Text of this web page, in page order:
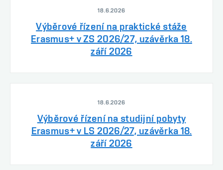
18.6.2026
Výběrové řízení na praktické stáže
Erasmus+ v ZS 2026/27, uzávěrka 18.
září 2026
18.6.2026
Výběrové řízení na studijní pobyty
Erasmus+ v LS 2026/27, uzávěrka 18.
září 2026